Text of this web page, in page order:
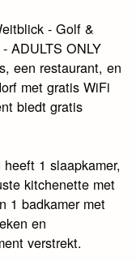
- Golf &
ADULTS ONLY
een restaurant, en
met gratis WiFi
biedt gratis
1 slaapkamer,
kitchenette met
1 badkamer met
en
verstrekt.